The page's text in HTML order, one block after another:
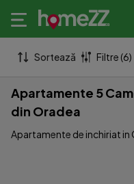
Sortează Filtre (6)
Apartamente 5
din Oradea
Apartamente de inchiriat